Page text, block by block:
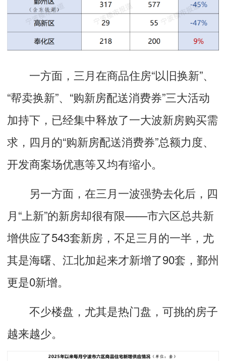
一方面，三月在商品住房“以旧换新”、
“帮卖换新”、“购新房配送消费券”三大活动
加持下，已经集中释放了一大波新房购买需
求，四月的“购新房配送消费券”总额力度、
开发商案场优惠等又均有缩小。
另一方面，在三月一波强势去化后，四
月“上新”的新房却很有限——市六区总共新
增供应了543套新房，不足三月的一半，尤
其是海曙、江北加起来才新增了90套，鄞州
更是0新增。
不少楼盘，尤其是热门盘，可挑的房子
越来越少。